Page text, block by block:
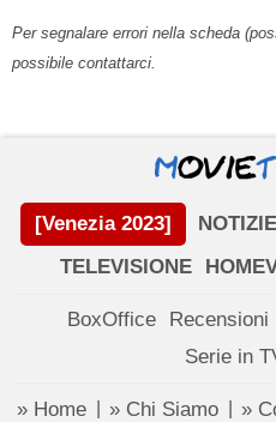
Per segnalare errori nella scheda
possibile contattarci.
[Venezia 2023] NOTIZIE
TELEVISIONE
BoxOffice Recensioni
Serie in
» Home » Chi Siamo »